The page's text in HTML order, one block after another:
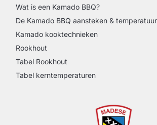
Wat is een Kamado BBQ?
De Kamado BBQ aansteken &
Kamado kooktechnieken
Rookhout
Tabel Rookhout
Tabel kerntemperaturen